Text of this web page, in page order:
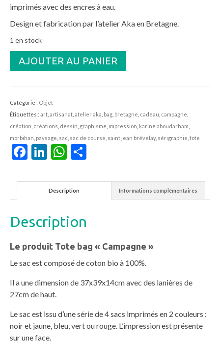
imprimés avec des encres à eau.
Design et fabrication par l’atelier Aka en Bretagne.
1 en stock
quantité
Campagne
AJOUTER AU PANIER
Catégorie : Objet
Étiquettes : art artisanat atelier aka bag bretagne cadeau campagne
création créations dessin graphisme impression karine aboudarham
morbihan paysage sac sac de course saint jean brévelay, sérigraphie tote
Facebook
LinkedIn
WhatsApp
Description Informations complémentaires
Description
Le produit Tote bag « Campagne »
Le sac est composé de coton bio à 100%.
Il a une dimension de 37x39x14cm avec des lanières de
27cm de haut.
Le sac est issu d’une série de 4 sacs imprimés en 2 couleurs :
noir et jaune, bleu, vert ou rouge. L’impression est présente
sur une face.